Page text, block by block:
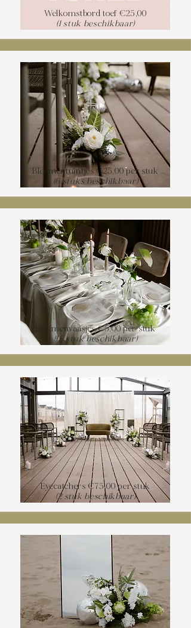
Welkomstbord toef €25,00
(1 stuk beschikbaar)
Bloementuintjes €25,00 per stuk
(6 stuks beschikbaar)
Bloemenvaasjes €5,00 per stuk
(15 stuk beschikbaar)
Eyecatchers €75,00 per stuk
(2 stuk beschikbaar)